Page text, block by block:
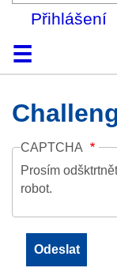
Přihlášení
DomůKolekce
Prohlížení
O
CAPTCHA
Prosím
robot.